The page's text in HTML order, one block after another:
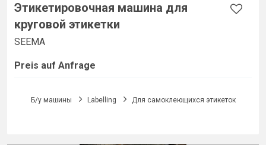
Этикетировочная машина для
круговой этикетки
SEEMA
Preis auf Anfrage
Б/у машины Labelling Для самоклеющихся этикеток